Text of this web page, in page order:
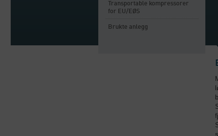
Transportable kompressorer
for EU/EØS
Brukte anlegg